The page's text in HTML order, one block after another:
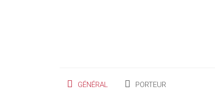
GÉNÉRAL PORTEUR